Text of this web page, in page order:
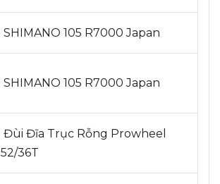
SHIMANO 105 R7000 Japan
SHIMANO 105 R7000 Japan
Đùi Đĩa Trục Rỗng Prowheel
52/36T